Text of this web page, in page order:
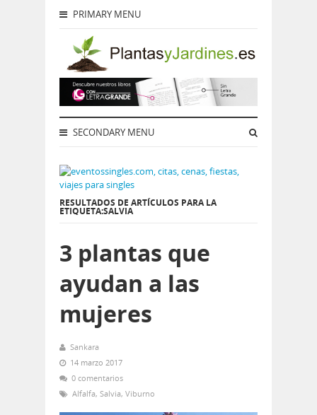
PRIMARY MENU
SECONDARY MENU
RESULTADOS DE ARTÍCULOS PARA LA
ETIQUETA:SALVIA
3 plantas que
ayudan a las
mujeres
Sankara
14 marzo 2017
0 comentarios
Alfalfa, Salvia, Viburno